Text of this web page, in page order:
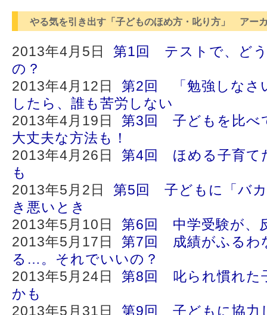
やる気を引き出す「子どものほめ方・叱り方」 アー
2013年4月5日 第1回 テストで、ど
の？
2013年4月12日 第2回 「勉強しなさ
したら、誰も苦労しない
2013年4月19日 第3回 子どもを比べ
大丈夫な方法も！
2013年4月26日 第4回 ほめる子育て
も
2013年5月2日 第5回 子どもに「バ
き悪いとき
2013年5月10日 第6回 中学受験が、
2013年5月17日 第7回 成績がふるわ
る…。それでいいの？
2013年5月24日 第8回 叱られ慣れた
かも
2013年5月31日 第9回 子どもに協力